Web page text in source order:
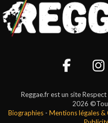
Reggae.fr est un site
2026
Biographies- Mentions légales &